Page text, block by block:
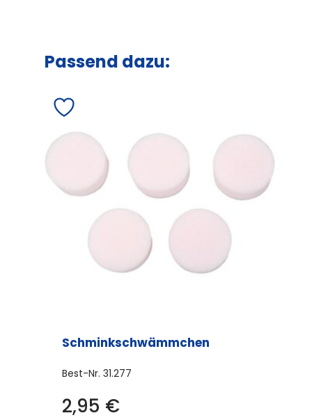
Passend dazu:
Schminkschwämmchen
Best-Nr. 31.277
2,95 €